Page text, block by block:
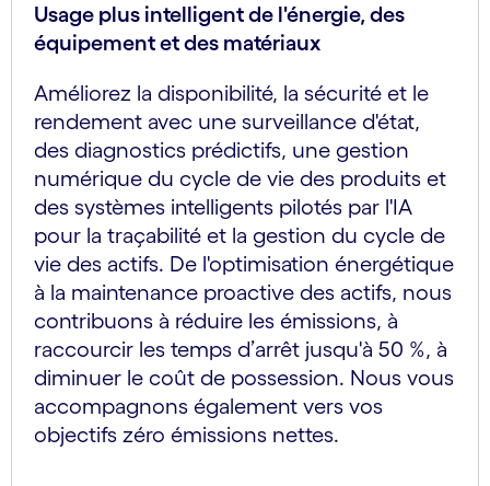
Usage plus intelligent de l'énergie, des
équipement et des matériaux
Améliorez la disponibilité, la sécurité et le
rendement avec une surveillance d'état,
des diagnostics prédictifs, une gestion
numérique du cycle de vie des produits et
des systèmes intelligents pilotés par l'IA
pour la traçabilité et la gestion du cycle de
vie des actifs. De l'optimisation énergétique
à la maintenance proactive des actifs, nous
contribuons à réduire les émissions, à
raccourcir les temps d’arrêt jusqu'à 50 %, à
diminuer le coût de possession. Nous vous
accompagnons également vers vos
objectifs zéro émissions nettes.